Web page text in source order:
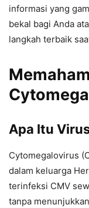
informasi yang
bekal bagi Anda
langkah terbaik
Apa Itu
Cytomegalovirus
dalam keluarga
terinfeksi CMV
tanpa